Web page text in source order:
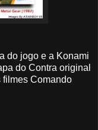
do jogo e a Konami
do Contra original
filmes Comando